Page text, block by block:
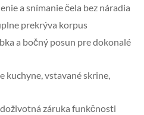
a snímanie čela bez náradia
prekrýva korpus
a bočný posun pre dokonalé
kuchyne, vstavané skrine,
záruka funkčnosti